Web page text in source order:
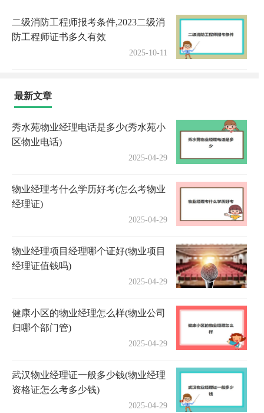
二级消防工程师报考条件,2023二级消
防工程师证书多久有效
2025-10-11
最新文章
秀水苑物业经理电话是多少(秀水苑小
区物业电话)
2025-04-29
物业经理考什么学历好考(怎么考物业
经理证)
2025-04-29
物业经理项目经理哪个证好(物业项目
经理证值钱吗)
2025-04-29
健康小区的物业经理怎么样(物业公司
归哪个部门管)
2025-04-29
武汉物业经理证一般多少钱(物业经理
资格证怎么考多少钱)
2025-04-29